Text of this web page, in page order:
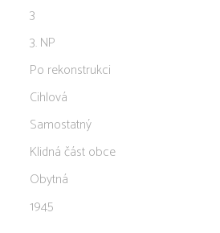
3
3. NP
Po rekonstrukci
Cihlová
Samostatný
Klidná část obce
Obytná
1945